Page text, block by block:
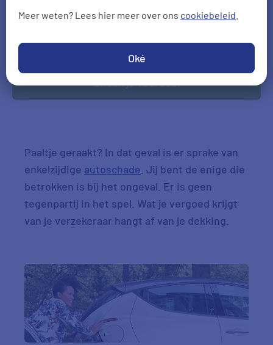
Meer weten? Lees hier meer over ons cookiebeleid
Oké
Check je voordeel
Paaltje geraakt? In dat geval is er sprake van
enkelzijdige autoschade . Jij bent de enige die
betrokken is bij het ongeval. Er is geen
tegenpartij in het spel. Wat je vergoed krijgt
van je verzekeraar hangt af van je dekking.